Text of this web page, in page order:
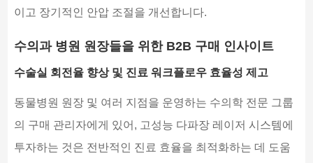
이고 장기적인 안압 조절을 개선합니다.
수의과 병원 원장들을 위한 B2B 구매 인사이트
수술실 회전율 향상 및 진료 워크플로우 효율성 제고
동물병원 원장 및 여러 지점을 운영하는 수의학 전문 그룹
의 구매 관리자에게 있어, 고성능 다파장 레이저 시스템에
투자하는 것은 전반적인 진료 효율을 최적화하는 데 도움